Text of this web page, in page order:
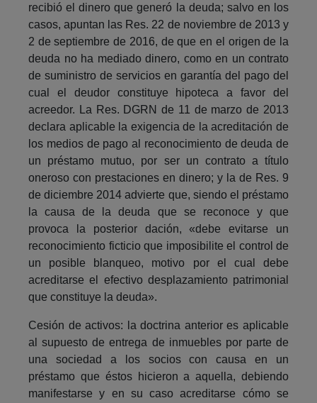
recibió el dinero que generó la deuda; salvo en los
casos, apuntan las Res. 22 de noviembre de 2013 y
2 de septiembre de 2016, de que en el origen de la
deuda no ha mediado dinero, como en un contrato
de suministro de servicios en garantía del pago del
cual el deudor constituye hipoteca a favor del
acreedor. La Res. DGRN de 11 de marzo de 2013
declara aplicable la exigencia de la acreditación de
los medios de pago al reconocimiento de deuda de
un préstamo mutuo, por ser un contrato a título
oneroso con prestaciones en dinero; y la de Res. 9
de diciembre 2014 advierte que, siendo el préstamo
la causa de la deuda que se reconoce y que
provoca la posterior dación, «debe evitarse un
reconocimiento ficticio que imposibilite el control de
un posible blanqueo, motivo por el cual debe
acreditarse el efectivo desplazamiento patrimonial
que constituye la deuda».
Cesión de activos: la doctrina anterior es aplicable
al supuesto de entrega de inmuebles por parte de
una sociedad a los socios con causa en un
préstamo que éstos hicieron a aquella, debiendo
manifestarse y en su caso acreditarse cómo se